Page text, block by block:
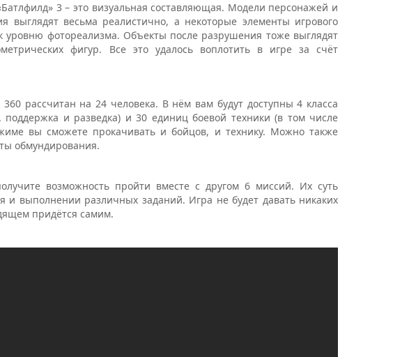
3 – это визуальная составляющая. Модели персонажей и
выглядят весьма реалистично, а некоторые элементы игрового
уровню фотореализма. Объекты после разрушения тоже выглядят
фигур. Все это удалось воплотить в игре за счёт
рассчитан на 24 человека. В нём вам будут доступны 4 класса
и разведка) и 30 единиц боевой техники (в том числе
вы сможете прокачивать и бойцов, и технику. Можно также
обмундирования.
возможность пройти вместе с другом 6 миссий. Их суть
и выполнении различных заданий. Игра не будет давать никаких
придётся самим.